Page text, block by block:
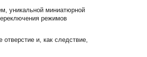
уникальной миниатюрной
режимов
и, как следствие,